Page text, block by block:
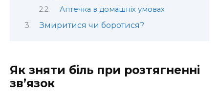
Аптечка в домашніх умовах
Змиритися чи боротися?
Як зняти біль при розтягненні
зв’язок